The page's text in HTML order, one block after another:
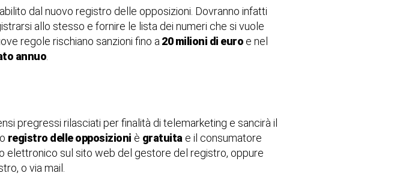
dal nuovo registro delle opposizioni. Dovranno infatti
allo stesso e fornire le lista dei numeri che si vuole
regole rischiano sanzioni fino a 20 milioni di euro e nel
annuo
pregressi rilasciati per finalità di telemarketing e sancirà il
registro delle opposizioni è gratuita e il consumatore
elettronico sul sito web del gestore del registro, oppure
o via mail.